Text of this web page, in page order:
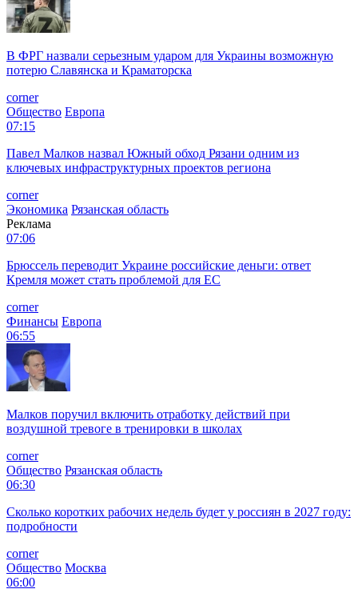
В ФРГ назвали серьезным ударом для Украины возможную
потерю Славянска и Краматорска
corner
Общество Европа
07:15
Павел Малков назвал Южный обход Рязани одним из
ключевых инфраструктурных проектов региона
corner
Экономика Рязанская область
Реклама
07:06
Брюссель переводит Украине российские деньги: ответ
Кремля может стать проблемой для EC
corner
Финансы Европа
06:55
Малков поручил включить отработку действий при
воздушной тревоге в тренировки в школах
corner
Общество Рязанская область
06:30
Сколько коротких рабочих недель будет у россиян в 2027 году:
подробности
corner
Общество Москва
06:00